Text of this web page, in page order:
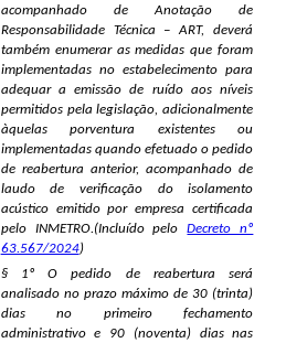
acompanhado de Anotação de
Responsabilidade Técnica – ART, deverá
também enumerar as medidas que foram
implementadas no estabelecimento para
adequar a emissão de ruído aos níveis
permitidos pela legislação, adicionalmente
àquelas porventura existentes ou
implementadas quando efetuado o pedido
de reabertura anterior, acompanhado de
laudo de verificação do isolamento
acústico emitido por empresa certificada
pelo INMETRO.(Incluído peloDecreto nº
63.567/2024)
§ 1º O pedido de reabertura será
analisado no prazo máximo de 30 (trinta)
dias no primeiro fechamento
administrativo e 90 (noventa) dias nas